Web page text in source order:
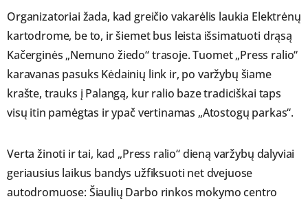
Organizatoriai žada, kad greičio vakarėlis laukia Elektrėnų
kartodrome, be to, ir šiemet bus leista išsimatuoti drąsą
Kačerginės „Nemuno žiedo“ trasoje. Tuomet „Press ralio“
karavanas pasuks Kėdainių link ir, po varžybų šiame
krašte, trauks į Palangą, kur ralio baze tradiciškai taps
visų itin pamėgtas ir ypač vertinamas „Atostogų parkas“.
Verta žinoti ir tai, kad „Press ralio“ dieną varžybų dalyviai
geriausius laikus bandys užfiksuoti net dvejuose
autodromuose: Šiaulių Darbo rinkos mokymo centro